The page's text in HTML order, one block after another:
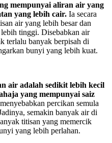
mempunyai aliran air yang
yang lebih cair. Ia secara
air yang lebih besar dan
tinggi. Disebabkan air
terlalu banyak berpisah di
bunyi yang lebih kuat.
air adalah sedikit lebih kecil
yang mempunyai saiz
percikan semula
semakin banyak air di
titisan yang memercik
yang lebih perlahan.